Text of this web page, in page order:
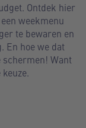
Ontdek hier
weekmenu
te bewaren en
En hoe we dat
schermen! Want